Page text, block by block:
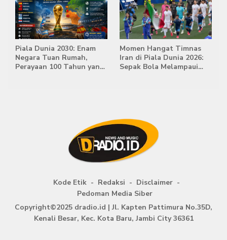
Piala Dunia 2030: Enam
Negara Tuan Rumah,
Perayaan 100 Tahun yang
Momen Hangat Timnas
Iran di Piala Dunia 2026:
Sepak Bola Melampaui
Kode Etik Redaksi
Disclaimer
Pedoman Media Siber
Copyright©2025 dradio.id | Jl. Kapten Pattimura No.35D,
Kenali Besar, Kec. Kota Baru, Jambi City 36361